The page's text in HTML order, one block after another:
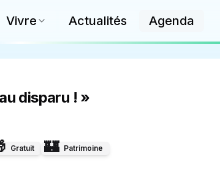
Vivre Actualités Agenda
disparu ! »
Gratuit 🏰 Patrimoine